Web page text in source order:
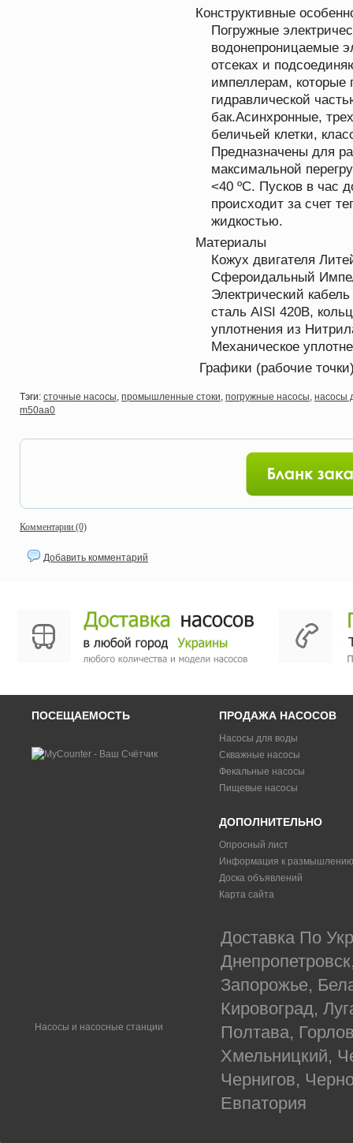
Конструктивные
Погружные
водонепроницаемые
отсеках и
импеллерам, которые
гидравлической
бак.Асинхронные,
беличьей клетки,
Предназначены для
максимальной
<40 ºC. Пусков в час
происходит за счет
жидкостью.
Материалы
Кожух двигателя
Сфероидальный
Электрический
сталь AISI 420B,
уплотнения из
Механическое
Графики (рабочие
Тэги: сточные насосы, промышленные стоки, погружные насосы, насосы
m50aa0
Комментарии (0)
Добавить комментарий
ПОСЕЩАЕМОСТЬ ПРОДАЖА НАСОСОВ
Насосы для воды
Скважные насосы
Фекальные насосы
Пищевые насосы
ДОПОЛНИТЕЛЬНО
Опросный лист
Информация к размышлению
Доска объявлений
Карта сайта
Насосы и насосные станции
Доставка По
Запорожье,
Кировоград,
Полтава,
Хмельницкий,
Чернигов,
Евпатория